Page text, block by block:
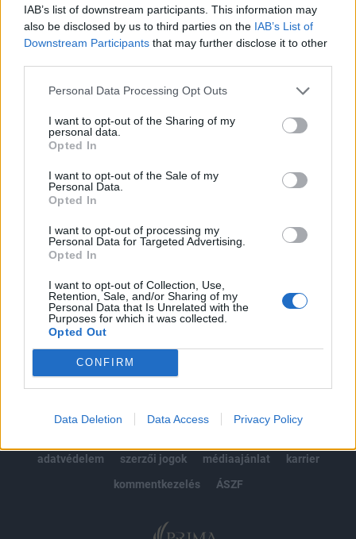
IAB’s list of downstream participants. This information may
also be disclosed by us to third parties on the IAB’s List of
Downstream Participants that may further disclose it to other
Personal Data Processing Opt Outs
I want to opt-out of the Sharing of my
personal data.
Opted In
I want to opt-out of the Sale of my
Personal Data.
Opted In
I want to opt-out of processing my
Personal Data for Targeted Advertising.
Opted In
I want to opt-out of Collection, Use,
Retention, Sale, and/or Sharing of my
Personal Data that Is Unrelated with the
Purposes for which it was collected.
Opted Out
CONFIRM
Data Deletion Data Access Privacy Policy
KEDVES OLVASÓNK!
regisztrációhoz kötött.
Az előfizetés a következőket tartalmazza:
Portfolio.hu teljes cikkarchívum
kötéslistái
Előfizetés
MÁR ELŐFIZETŐNK VAGY?BEJELENTKEZÉS
adatvédelem
szerzői jogok médiaajánlat
karrier
kommentkezelés
ÁSZF